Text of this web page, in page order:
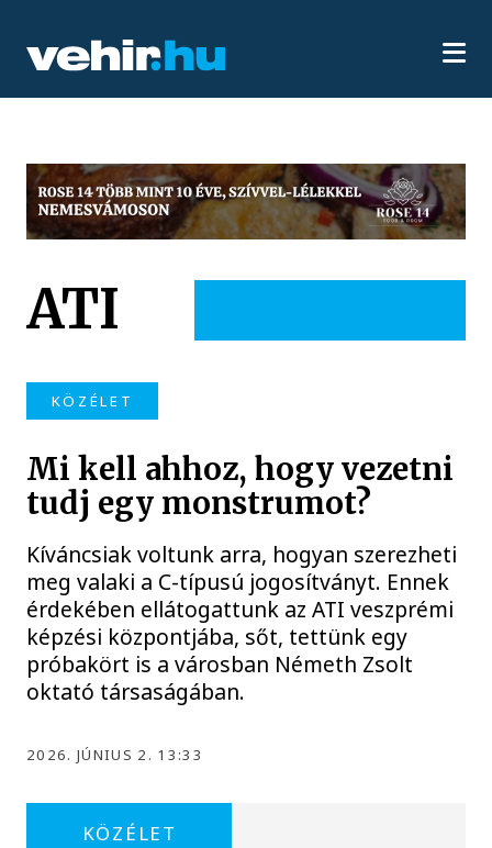
ATI
KÖZÉLET
Mi kell ahhoz, hogy vezetni
tudj egy monstrumot?
Kíváncsiak voltunk arra, hogyan szerezheti
meg valaki a C-típusú jogosítványt. Ennek
érdekében ellátogattunk az ATI veszprémi
képzési központjába, sőt, tettünk egy
próbakört is a városban Németh Zsolt
oktató társaságában.
2026. JÚNIUS 2. 13:33
KÖZÉLET